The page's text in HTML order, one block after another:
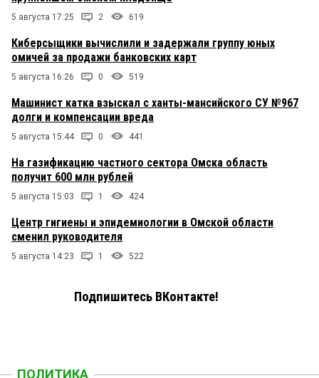
5 августа 17:25 2 619
Киберсыщики вычислили и задержали группу юных
омичей за продажи банковских карт
5 августа 16:26 0 519
Машинист катка взыскал с ханты-мансийского СУ №967
долги и компенсации вреда
5 августа 15:44 0 441
На газификацию частного сектора Омска область
получит 600 млн рублей
5 августа 15:03 1 424
Центр гигиены и эпидемиологии в Омской области
сменил руководителя
5 августа 14:23 1 522
Подпишитесь ВКонтакте!
ПОЛИТИКА